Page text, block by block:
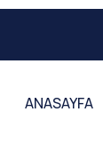
ANASAYFA